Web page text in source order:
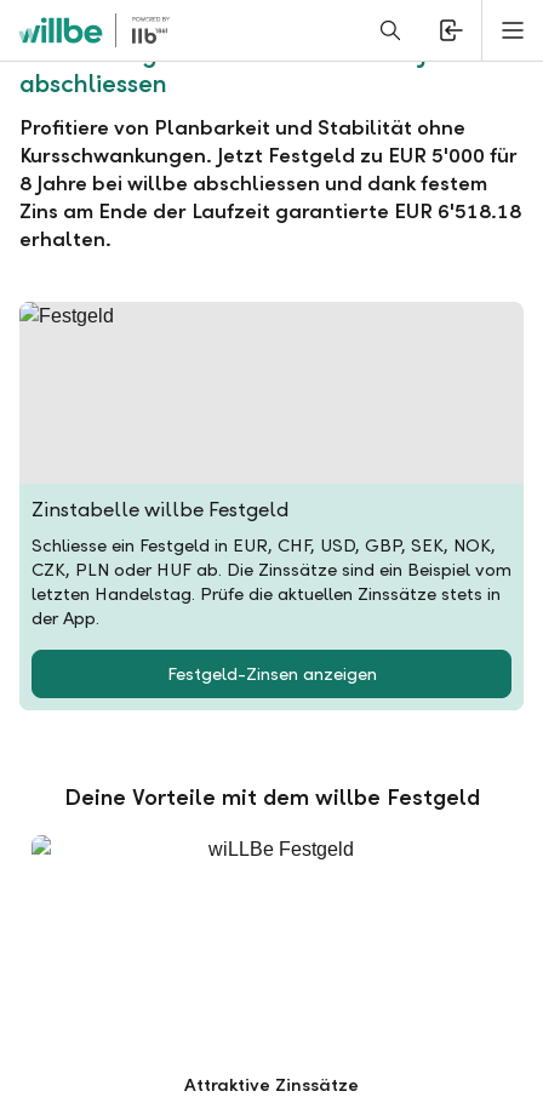
Alerts.Headline
willbe Festgeld zu EUR 5'000 für 8 Jahre
abschliessen
Profitiere von Planbarkeit und Stabilität ohne
Kursschwankungen. Jetzt Festgeld zu EUR 5'000 für
8 Jahre bei willbe abschliessen und dank festem
Zins am Ende der Laufzeit garantierte EUR 6'518.18
erhalten.
Zinstabelle willbe Festgeld
Schliesse ein Festgeld in EUR, CHF, USD, GBP, SEK, NOK,
CZK, PLN oder HUF ab. Die Zinssätze sind ein Beispiel vom
letzten Handelstag. Prüfe die aktuellen Zinssätze stets in
der App.
Festgeld-Zinsen anzeigen
Deine Vorteile mit dem willbe Festgeld
Attraktive Zinssätze